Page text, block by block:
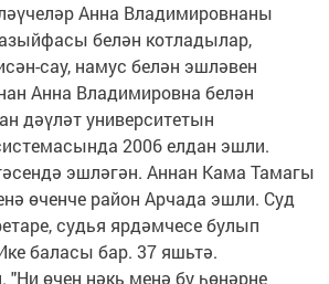
Анна Владимировнаны
белән котладылар,
сау, намус белән эшләвен
Анна Владимировна белән
дәүләт университетын
2006 елдан эшли.
эшләгән. Аннан Кама Тамагы
өченче район Арчада эшли. Суд
судья ярдәмчесе булып
баласы бар. 37 яшьтә.
"Ни өчен нәкь менә бу һөнәрне